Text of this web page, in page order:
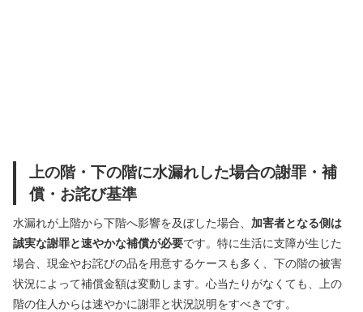
上の階・下の階に水漏れした場合の謝罪・補
償・お詫び基準
水漏れが上階から下階へ影響を及ぼした場合、 加害者となる側は
誠実な謝罪と速やかな補償が必要です。特に生活に支障が生じた
場合、現金やお詫びの品を用意するケースも多く、下の階の被害
状況によって補償金額は変動します。心当たりがなくても、上の
階の住人からは速やかに謝罪と状況説明をすべきです。